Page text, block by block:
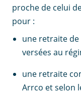
proche de celui
pour :
une retraite
versées au
une retraite
Arrco et selon